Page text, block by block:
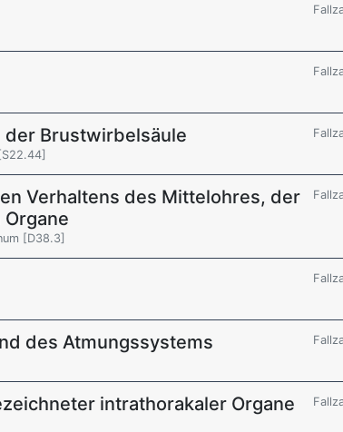
der Brustwirbelsäule
Verhaltens des Mittelohres, der
[D38.3]
des Atmungssystems
intrathorakaler Organe